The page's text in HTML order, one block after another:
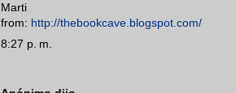
Marti
from: http://thebookcave.blogspot.com/
8:27 p. m.